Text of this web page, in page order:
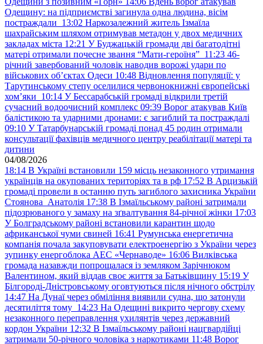
Одещину: на підприємстві загинула одна людина, вісім
постраждали 13:02 Наркозалежний житель Ізмаїла
шахрайським шляхом отримував метадон у двох медичних
закладах міста 12:21 У Буджацькій громади дві багатодітні
матері отримали почесне звання “Мати-героїня” 11:23 46-
річний завербований чоловік наводив ворожі удари по
військових обʼєктах Одеси 10:48 Відновлення популяції: у
Тарутинському степу оселилися червонокнижні європейські
хом’яки 10:14 У Бессарабській громаді відкрили третій
сучасний водоочисний комплекс 09:39 Ворог атакував Київ
балістикою та ударними дронами: є загиблий та постраждалі
09:10 У Татарбунарській громаді понад 45 родин отримали
консультації фахівців медичного центру реабілітації матері та
дитини
04/08/2026
18:14 В Україні встановили 159 місць незаконного утримання
українців на окупованих територіях та в рф 17:52 В Арцизькій
громаді провели в останню путь загиблого захисника України
Стоянова Анатолія 17:38 В Ізмаїльському районі затримали
підозрюваного у замаху на зґвалтування 84-річної жінки 17:03
У Болградському районі встановили карантин щодо
африканської чуми свиней 16:41 Румунська енергетична
компанія почала закуповувати електроенергію з України через
зупинку енергоблока АЕС «Чернаводе» 16:06 Вилківська
громада назавжди попрощалася із земляком Зарічнюком
Валентином, який віддав своє життя за Батьківщину 15:19 У
Білгороді-Дністровському оговтуються після нічного обстрілу
14:47 На Дунаї через обміління виявили судна, що затонули
десятиліття тому 14:23 На Одещині викрито чергову схему
незаконного переправлення ухилянтів через державний
кордон України 12:32 В Ізмаїльському районі нацгвардійці
затримали 50-річного чоловіка з наркотиками 11:48 Ворог